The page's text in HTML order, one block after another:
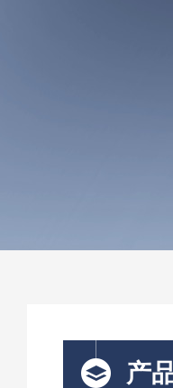
产